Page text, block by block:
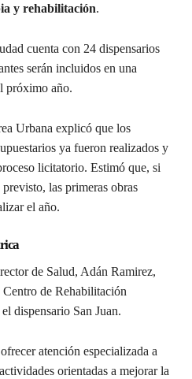
y rehabilitación.
cuenta con 24 dispensarios
serán incluidos en una
próximo año.
Urbana explicó que los
ya fueron realizados y
licitatorio. Estimó que, si
las primeras obras
el año.
de Salud, Adán Ramirez,
de Rehabilitación
dispensario San Juan.
atención especializada a
orientadas a mejorar la